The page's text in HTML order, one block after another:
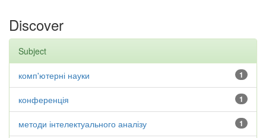
Discover
Subject
1
комп'ютерні науки
1
конференція
1
методи інтелектуального аналізу